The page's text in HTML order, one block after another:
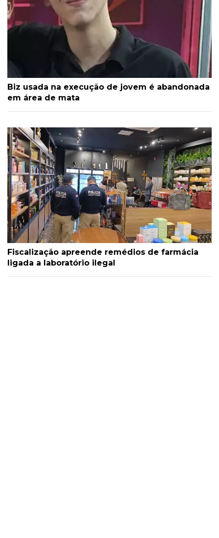
Biz usada na execução de jovem é abandonada
em área de mata
Fiscalização apreende remédios de farmácia
ligada a laboratório ilegal